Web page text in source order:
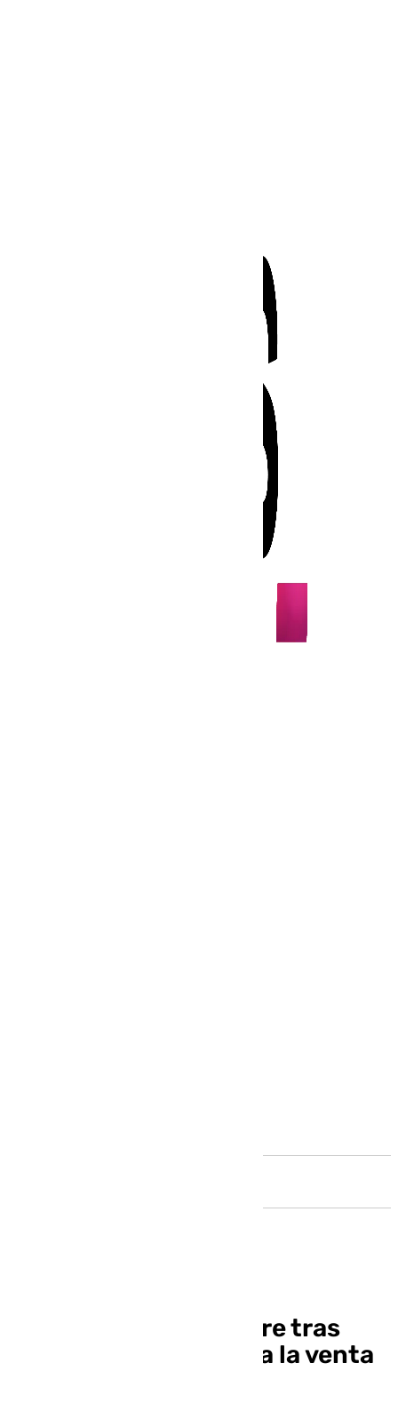
Condenan a un hombre tras
usar a una menor para la venta